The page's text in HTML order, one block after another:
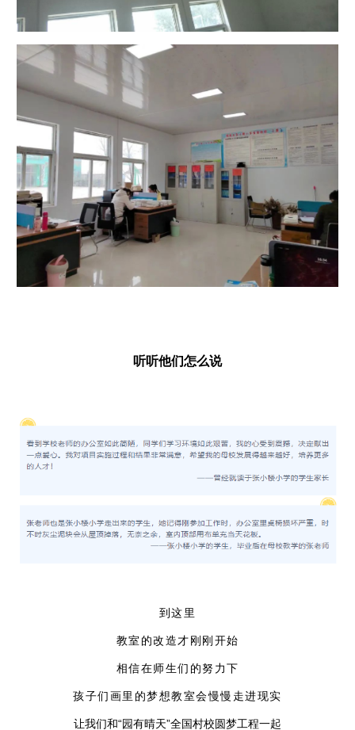
听听他们怎么说
到这里
教室的改造才刚刚开始
相信在师生们的努力下
孩子们画里的梦想教室会慢慢走进现实
让我们和“园有晴天”全国村校圆梦工程一起